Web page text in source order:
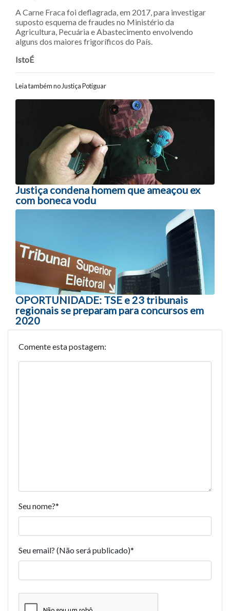
A Carne Fraca foi deflagrada, em 2017, para investigar
suposto esquema de fraudes no Ministério da
Agricultura, Pecuária e Abastecimento envolvendo
alguns dos maiores frigoríficos do País.
IstoÉ
Leia também no Justiça Potiguar
Navegação entre posts
Justiça condena homem que ameaçou ex
com boneca vodu
OPORTUNIDADE: TSE e 23 tribunais
regionais se preparam para concursos em
2020
Comente esta postagem:
Seu nome?*
Seu email? (Não será publicado)*